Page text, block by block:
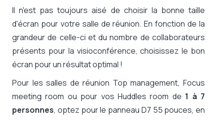
Il n'est pas toujours aisé de choisir la bonne taille
d'écran pour votre salle de réunion. En fonction de la
grandeur de celle-ci et du nombre de collaborateurs
présents pour la visioconférence, choisissez le bon
écran pour un résultat optimal !
Pour les salles de réunion Top management, Focus
meeting room ou pour vos Huddles room de 1 à 7
personnes, optez pour le panneau D7 55 pouces, en